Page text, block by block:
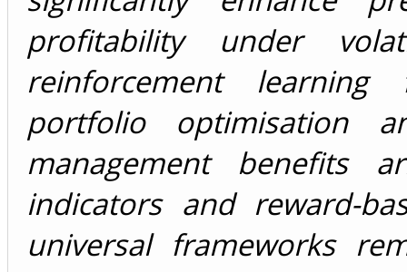
profitability under
reinforcement learning
portfolio optimisation
management benefits
indicators and reward-
universal frameworks